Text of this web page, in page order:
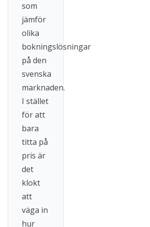
som
jämför
olika
bokningslösningar
på den
svenska
marknaden.
I stället
för att
bara
titta på
pris är
det
klokt
att
väga in
hur